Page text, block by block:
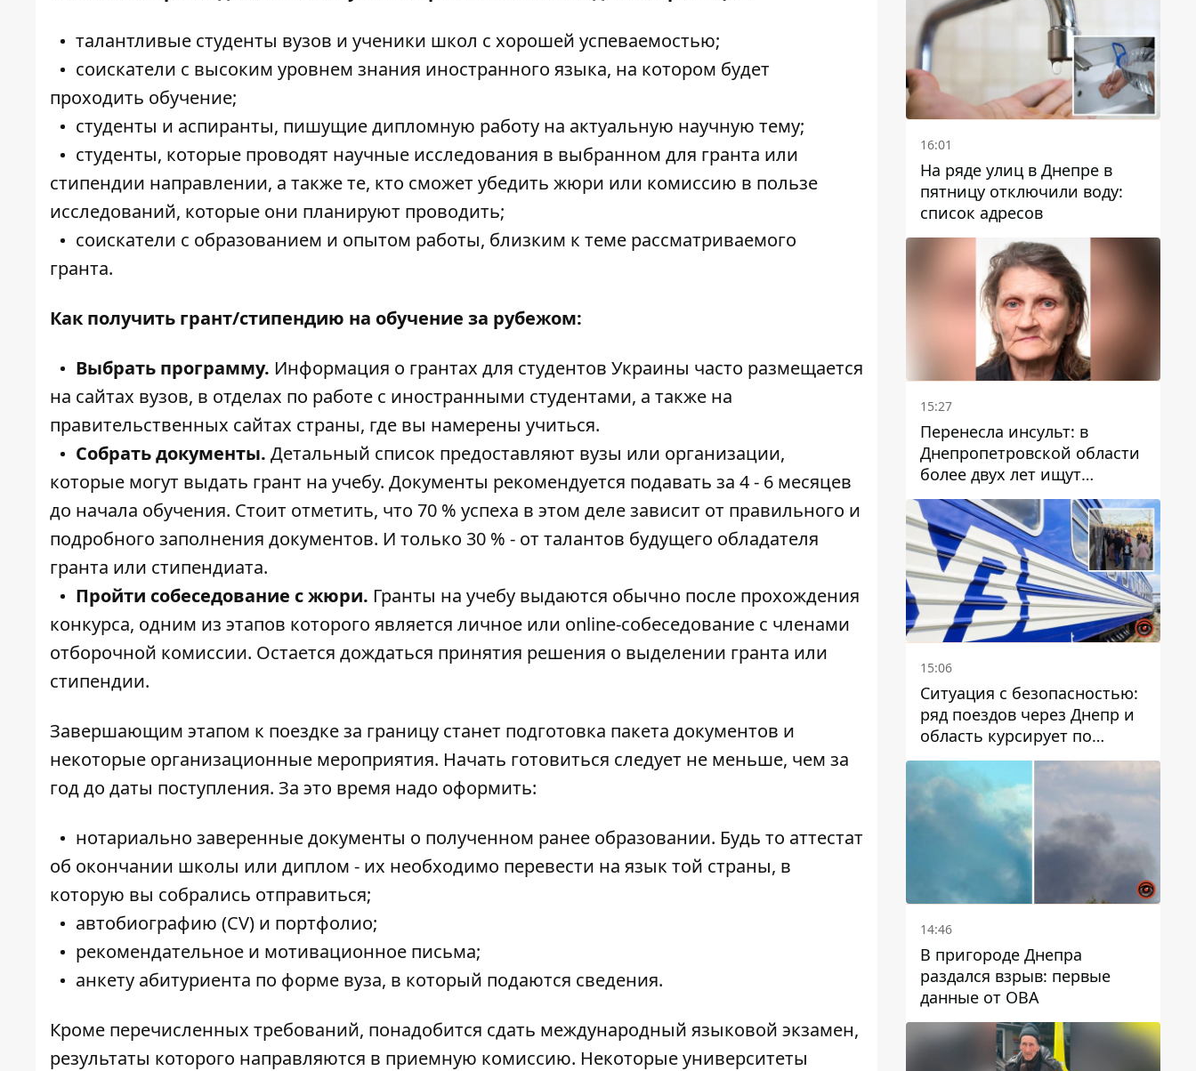
талантливые студенты вузов и ученики школ с хорошей успеваемостью;
соискатели с высоким уровнем знания иностранного языка, на котором будет
проходить обучение;
студенты и аспиранты, пишущие дипломную работу на актуальную научную тему;
студенты, которые проводят научные исследования в выбранном для гранта или
стипендии направлении, а также те, кто сможет убедить жюри или комиссию в пользе
исследований, которые они планируют проводить;
соискатели с образованием и опытом работы, близким к теме рассматриваемого
гранта.
Как получить грант/стипендию на обучение за рубежом:
Выбрать программу. Информация о грантах для студентов Украины часто размещается
на сайтах вузов, в отделах по работе с иностранными студентами, а также на
правительственных сайтах страны, где вы намерены учиться.
Собрать документы. Детальный список предоставляют вузы или организации,
которые могут выдать грант на учебу. Документы рекомендуется подавать за 4 - 6 месяцев
до начала обучения. Стоит отметить, что 70 % успеха в этом деле зависит от правильного и
подробного заполнения документов. И только 30 % - от талантов будущего обладателя
гранта или стипендиата.
Пройти собеседование с жюри. Гранты на учебу выдаются обычно после прохождения
конкурса, одним из этапов которого является личное или online-собеседование с членами
отборочной комиссии. Остается дождаться принятия решения о выделении гранта или
стипендии.
Завершающим этапом к поездке за границу станет подготовка пакета документов и
некоторые организационные мероприятия. Начать готовиться следует не меньше, чем за
год до даты поступления. За это время надо оформить:
нотариально заверенные документы о полученном ранее образовании. Будь то аттестат
об окончании школы или диплом - их необходимо перевести на язык той страны, в
которую вы собрались отправиться;
автобиографию (CV) и портфолио;
рекомендательное и мотивационное письма;
анкету абитуриента по форме вуза, в который подаются сведения.
Кроме перечисленных требований, понадобится сдать международный языковой экзамен,
результаты которого направляются в приемную комиссию. Некоторые университеты
16:01
На ряде улиц в Днепре в
пятницу отключили воду:
список адресов
15:27
Перенесла инсульт: в
Днепропетровской области
более двух лет ищут
пропавшую женщину
15:06
Ситуация с безопасностью:
ряд поездов через Днепр и
область курсирует по
измененному маршруту, а
часть пути заменили
автобусами и электричками
14:46
В пригороде Днепра
раздался взрыв: первые
данные от ОВА